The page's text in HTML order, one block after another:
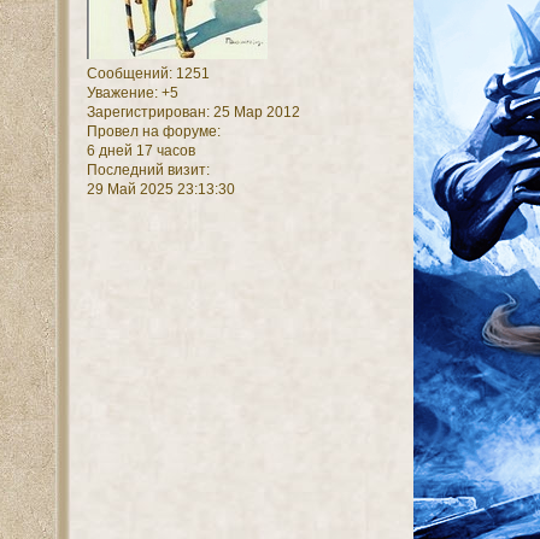
Сообщений:1251
Уважение: +5
Зарегистрирован: 25 Мар 2012
Провел на форуме:
6 дней 17 часов
Последний визит:
29 Май 2025 23:13:30